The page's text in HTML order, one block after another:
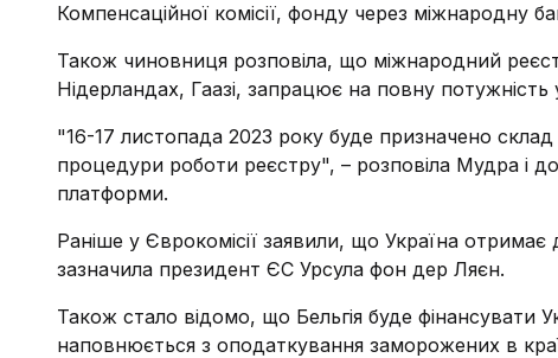
Компенсаційної комісії, фонду через міжнародну
Також чиновниця розповіла, що міжнародний
Нідерландах, Гаазі, запрацює на повну
"16-17 листопада 2023 року буде призначено
процедури роботи реєстру", – розповіла Мудра і
платформи.
Раніше у Єврокомісії заявили, що Україна
зазначила президент ЄС Урсула фон дер Ляєн.
Також стало відомо, що Бельгія буде фінансувати
наповнюється з оподаткування заморожених в